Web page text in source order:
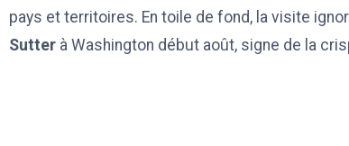
pays et territoires. En toile de fond, la visite
Sutter à Washington début août, signe de la